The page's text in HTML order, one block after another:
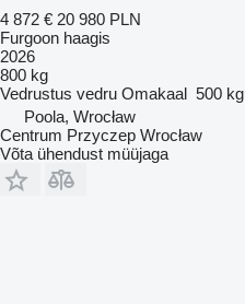
4 872 € 20 980 PLN
Furgoon haagis
2026
800 kg
Vedrustus vedru Omakaal 500 kg
Poola, Wrocław
Centrum Przyczep Wrocław
Võta ühendust müüjaga